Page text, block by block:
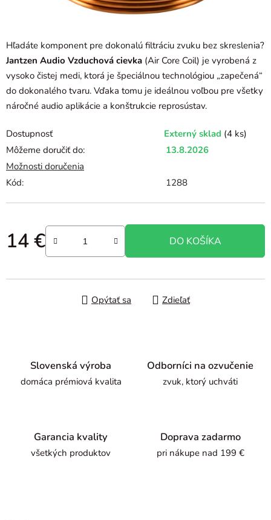
Hľadáte komponent pre dokonalú filtráciu zvuku bez skreslenia?
Jantzen Audio Vzduchová cievka (Air Core Coil) je vyrobená z
vysoko čistej medi, ktorá je špeciálnou technológiou „zapečená“
do dokonalého tvaru. Vďaka tomu je ideálnou voľbou pre všetky
náročné audio aplikácie a konštrukcie reprosústav.
Dostupnosť Externý sklad (4 ks)
Môžeme doručiť do:
13.8.2026
Možnosti doručenia
Kód:
1288
14 €
Jednotková cena:
DO KOŠÍKA
Opýtať sa Zdieľať
Slovenská výroba
domáca prémiová kvalita
Odborníci na ozvučenie
zvuk, ktorý uchváti
Garancia kvality
všetkých produktov
Doprava zadarmo
pri nákupe nad 199 €